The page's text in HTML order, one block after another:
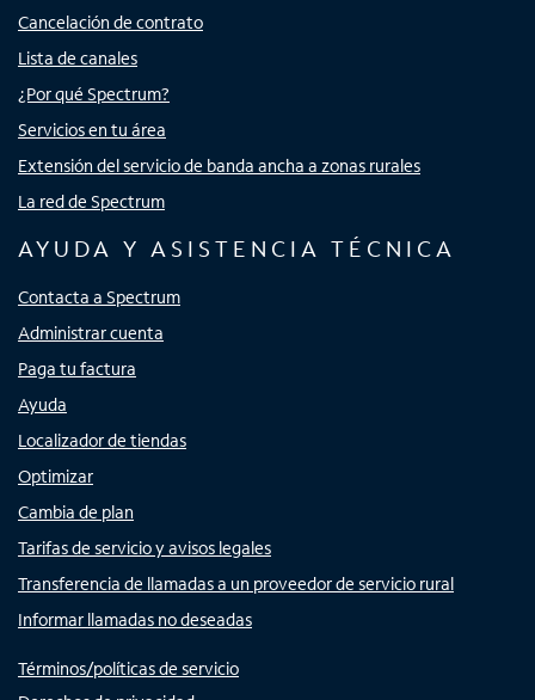
Cancelación de contrato
Lista de canales
¿Por qué Spectrum?
Servicios en tu área
Extensión del servicio de banda ancha a zonas rurales
La red de Spectrum
AYUDA Y ASISTENCIA TÉCNICA
Contacta a Spectrum
Administrar cuenta
Paga tu factura
Ayuda
Localizador de tiendas
Optimizar
Cambia de plan
Tarifas de servicio y avisos legales
Transferencia de llamadas a un proveedor de servicio rural
Informar llamadas no deseadas
Términos/políticas de servicio